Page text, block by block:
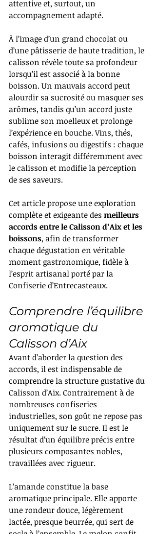
attentive et, surtout, un
accompagnement adapté.
À l’image d’un grand chocolat ou
d’une pâtisserie de haute tradition, le
calisson révèle toute sa profondeur
lorsqu’il est associé à la bonne
boisson. Un mauvais accord peut
alourdir sa sucrosité ou masquer ses
arômes, tandis qu’un accord juste
sublime son moelleux et prolonge
l’expérience en bouche. Vins, thés,
cafés, infusions ou digestifs : chaque
boisson interagit différemment avec
le calisson et modifie la perception
de ses saveurs.
Cet article propose une exploration
complète et exigeante des meilleurs
accords entre le Calisson d’Aix et les
boissons, afin de transformer
chaque dégustation en véritable
moment gastronomique, fidèle à
l’esprit artisanal porté par la
Confiserie d’Entrecasteaux.
Comprendre l’équilibre
aromatique du
Calisson d’Aix
Avant d’aborder la question des
accords, il est indispensable de
comprendre la structure gustative du
Calisson d’Aix. Contrairement à de
nombreuses confiseries
industrielles, son goût ne repose pas
uniquement sur le sucre. Il est le
résultat d’un équilibre précis entre
plusieurs composantes nobles,
travaillées avec rigueur.
L’amande constitue la base
aromatique principale. Elle apporte
une rondeur douce, légèrement
lactée, presque beurrée, qui sert de